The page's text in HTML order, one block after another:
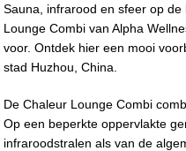
Sauna, infrarood en sfeer op
Lounge Combi van Alpha
voor. Ontdek hier een mooi
stad Huzhou, China.
De Chaleur Lounge Combi
Op een beperkte oppervlakte
infraroodstralen als van de